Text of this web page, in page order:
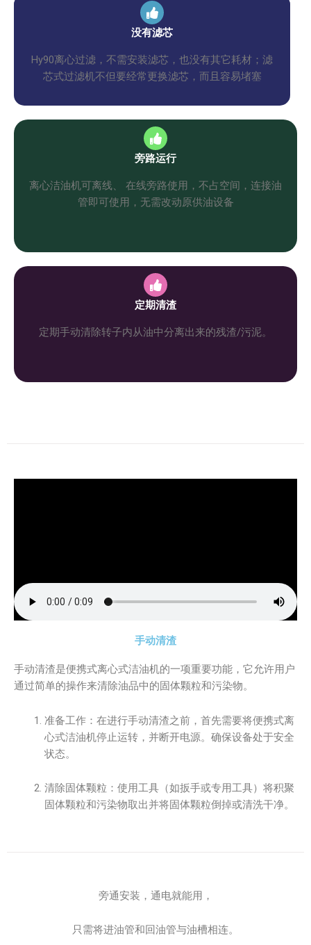
没有滤芯
Hy90离心过滤，不需安装滤芯，也没有其它耗材；滤
芯式过滤机不但要经常更换滤芯，而且容易堵塞
旁路运行
离心洁油机可离线、 在线旁路使用，不占空间，连接油
管即可使用，无需改动原供油设备
定期清渣
定期手动清除转子内从油中分离出来的残渣/污泥。
手动清渣
手动清渣是便携式离心式洁油机的一项重要功能，它允许用户
通过简单的操作来清除油品中的固体颗粒和污染物。
准备工作：在进行手动清渣之前，首先需要将便携式离
心式洁油机停止运转，并断开电源。确保设备处于安全
状态。
清除固体颗粒：使用工具（如扳手或专用工具）将积聚
固体颗粒和污染物取出并将固体颗粒倒掉或清洗干净。
旁通安装，通电就能用，
只需将进油管和回油管与油槽相连。